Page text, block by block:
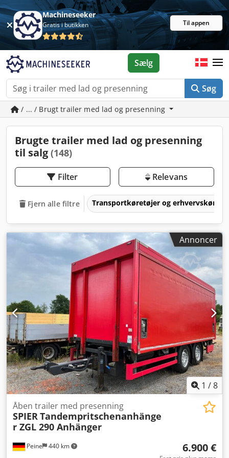
Machineseeker
Gratis i butikken Til appen
Søg
Sælg
/ ... / Brugt trailer med lad og presenning
Brugte trailer med lad og presenning
til salg (148)
Filter Relevans
Fjern alle filtre Transportkøretøjer og
Annoncer
1 /8
Peine 440 km
Åben trailer med presenning
SPIERTandempritschenanhänge
r ZGL 290 Anhänger
6.900 €